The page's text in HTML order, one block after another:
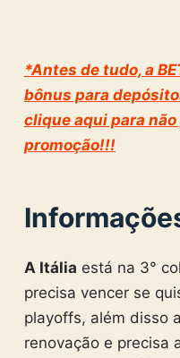
*Antes de tudo, a
bônus para
clique aqui para
promoção!!!
A Itália está na 3°
precisa vencer se
playoffs, além disso
renovação e precisa